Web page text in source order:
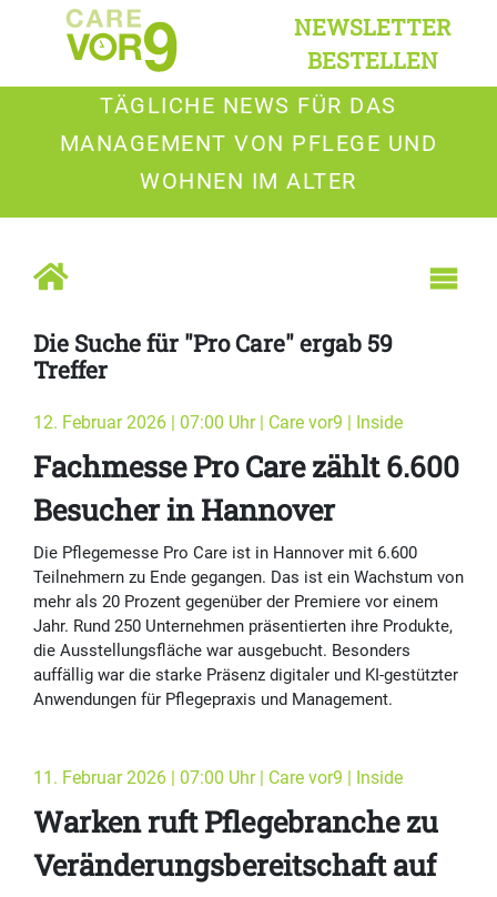
NEWSLETTER
BESTELLEN
TÄGLICHE NEWS FÜR DAS
MANAGEMENT VON PFLEGE UND
WOHNEN IM ALTER
Die Suche für "Pro Care" ergab 59
Treffer
12. Februar 2026 | 07:00 Uhr | Care vor9 | Inside
Fachmesse Pro Care zählt 6.600
Besucher in Hannover
Die Pflegemesse Pro Care ist in Hannover mit 6.600
Teilnehmern zu Ende gegangen. Das ist ein Wachstum von
mehr als 20 Prozent gegenüber der Premiere vor einem
Jahr. Rund 250 Unternehmen präsentierten ihre Produkte,
die Ausstellungsfläche war ausgebucht. Besonders
auffällig war die starke Präsenz digitaler und KI-gestützter
Anwendungen für Pflegepraxis und Management.
11. Februar 2026 | 07:00 Uhr | Care vor9 | Inside
Warken ruft Pflegebranche zu
Veränderungsbereitschaft auf